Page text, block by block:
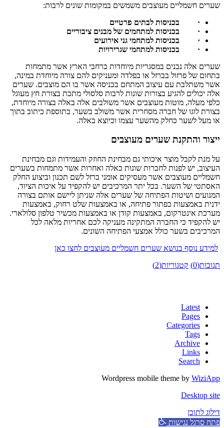
שערים חשמליים מעוצבים משמשים במקומות שונים לרבות:
· בכניסות לבתים פרטיים
· בכניסות למתחמים של מבנים ציבוריים
· בכניסות למתחמי גני אירועים
· בכניסות למתחמי שגרירויות
שערים אלה נבנים במסגריות מיוחדות ברחבי הארץ אשר מתמחות
בתחום של פרזול בברזל או בפלדה ומעניקים להם צורה מיוחדת במינה,
אשר משתלבת עם עיצוב המתחם בכניסה אשר בו הם מוצבים. שערים
אלה יכולים להגיע בצורות שונות לרבות סלסולי מתכת בצורת חץ מעוגל
כלפי מעלה, מוטות מעוצבים אשר משולבים אלה באלה בצורה מיוחדת,
בצורת לוגו של חברה מסחרית אשר משולב בשער, בתוספת כיתוב בתוך
או מעל לשער כחלק מהשער עצמו וכיוצא באלה.
ייצור והתקנת שערים מעוצבים
על מנת לקבל מוצר איכותי גם מבחינת החוזק והעמידות וגם מבחינת
העיצוב, יש לפנות לחברות שונות כאלה ואחרות אשר מתמחות בשערים
חשמליים מעוצבים אשר מעסיקים אומני ברזל לשם תכנון וביצוע החלק
האסתטי של השער. בכל יתר המרכיבים יש להקפיד על איכות הציוד,
המנועים ושיטות הפתיחה של שערים אלה שניתן ליישם אותם בצורה
ידנית באמצעות כפתור פתיחה, או באמצעות שלט רחוק, באמצעות
מערכת אינטרקום, באמצעות קודן או באמצעות מכשיר טלפון סלולארי.
יש להקפיד כי החברה המתקינה מעניקה לכם אחריות מלאה לכל
המרכיבים בשער כולל אמצעי הפתיחה השונים.
למידע נוסף בנושא שערים חשמליים מעוצבים לחצו כאן
תגובות(0)
קטגוריות(2)
Latest
Pages
Categories
Tags
Archive
Links
Search
Wordpress mobile theme by WiziApp
Desktop site
דילוג לתוכן
פתח סרגל נגישות